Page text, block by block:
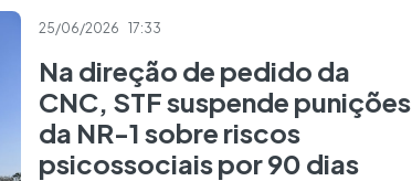
25/06/2026 17:33
Na direção de pedido da
CNC, STF suspende punições
da NR-1 sobre riscos
psicossociais por 90 dias